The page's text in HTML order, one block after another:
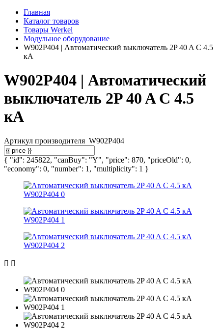
Главная
Каталог товаров
Товары Werkel
Модульное оборудование
W902P404 | Автоматический выключатель 2P 40 A C 4.5
кА
W902P404 | Автоматический
выключатель 2P 40 A C 4.5
кА
Артикул производителя W902P404
{ "id": 245822, "canBuy": "Y", "price": 870, "priceOld": 0,
"economy": 0, "number": 1, "multiplicity": 1 }